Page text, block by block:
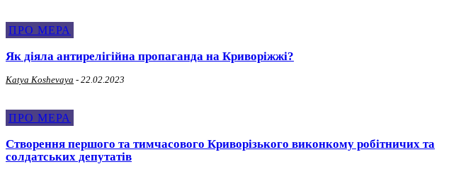
ПРО МЕРА
Як діяла антирелігійна пропаганда на Криворіжжі?
Katya Koshevaya - 22.02.2023
ПРО МЕРА
Створення першого та тимчасового Криворізького виконкому робітничих та
солдатських депутатів